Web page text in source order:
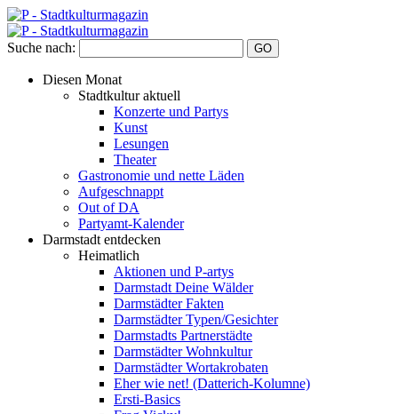
Suche nach:
Diesen Monat
Stadtkultur aktuell
Konzerte und Partys
Kunst
Lesungen
Theater
Gastronomie und nette Läden
Aufgeschnappt
Out of DA
Partyamt-Kalender
Darmstadt entdecken
Heimatlich
Aktionen und P-artys
Darmstadt Deine Wälder
Darmstädter Fakten
Darmstädter Typen/Gesichter
Darmstadts Partnerstädte
Darmstädter Wohnkultur
Darmstädter Wortakrobaten
Eher wie net! (Datterich-Kolumne)
Ersti-Basics